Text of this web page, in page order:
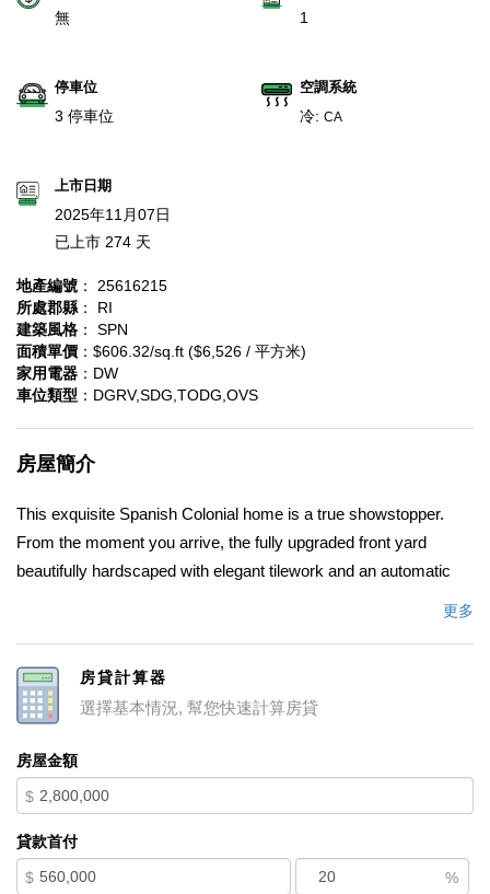
無 1
停車位
3 停車位
空調系統
冷: CA
上市日期
2025年11月07日
已上市 274 天
地產編號 ： 25616215
所處郡縣 ： RI
建築風格 ： SPN
面積單價 ：$606.32/sq.ft ($6,526 / 平方米)
家用電器 ：DW
車位類型 ：DGRV,SDG,TODG,OVS
房屋簡介
This exquisite Spanish Colonial home is a true showstopper.
From the moment you arrive, the fully upgraded front yard
beautifully hardscaped with elegant tilework and an automatic
range with double ovens, warming drawer, microwave, and
farmhouse sink. A walk-in pantry with an automatic light and
every room opens to the lush backyard with pool, spa, orchard,
and scenic hill views, creating the perfect setting for indoor-
include a fully owned solar system no lease payments and
numerous thoughtful upgrades throughout. Welcome home to
更多
房貸計算器
選擇基本情況, 幫您快速計算房貸
房屋金額
$
貸款首付
$ %